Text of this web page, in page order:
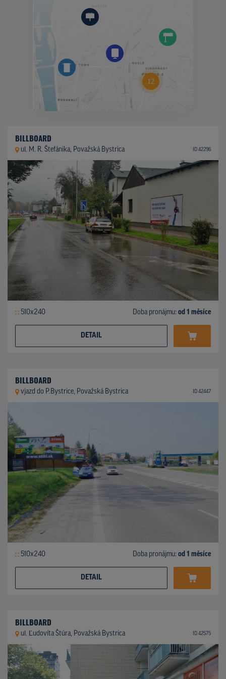
BILLBOARD
ul. M. R. Štefánika, Považská Bystrica ID 42296
510x240 Doba pronájmu: od 1 měsíce
DETAIL
BILLBOARD
vjazd do P.Bystrice, Považská Bystrica ID 42447
510x240 Doba pronájmu: od 1 měsíce
DETAIL
BILLBOARD
ul. Ľudovíta Štúra, Považská Bystrica ID 42575